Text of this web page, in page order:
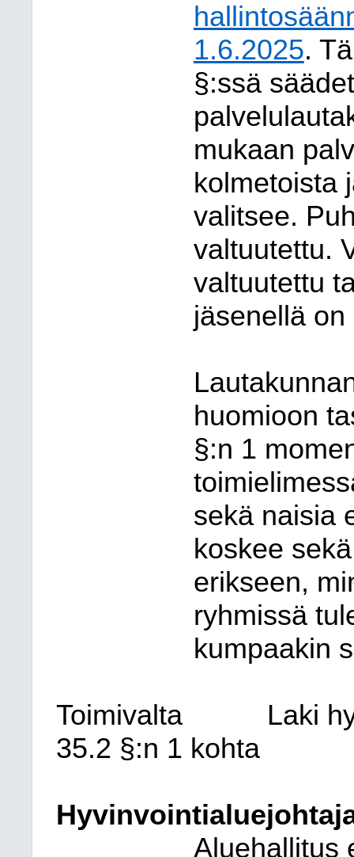
1.6.2025.
§:ssä
mukaan
kolmetoista
valitsee.
valtuutettu.
valtuutettu
jäsenellä
huomioon
§:n 1
sekä naisia
koskee
erikseen,
ryhmissä
kumpaakin
Toimivalta
Laki
35.2 §:n 1 kohta
Aluehallitus